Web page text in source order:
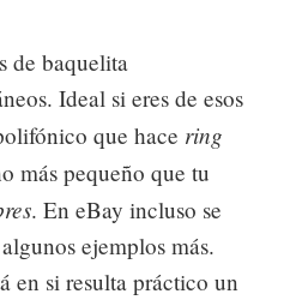
de baquelita
Ideal si eres de esos
que hace ring
más pequeño que tu
. En eBay incluso se
ejemplos más.
en si resulta práctico un